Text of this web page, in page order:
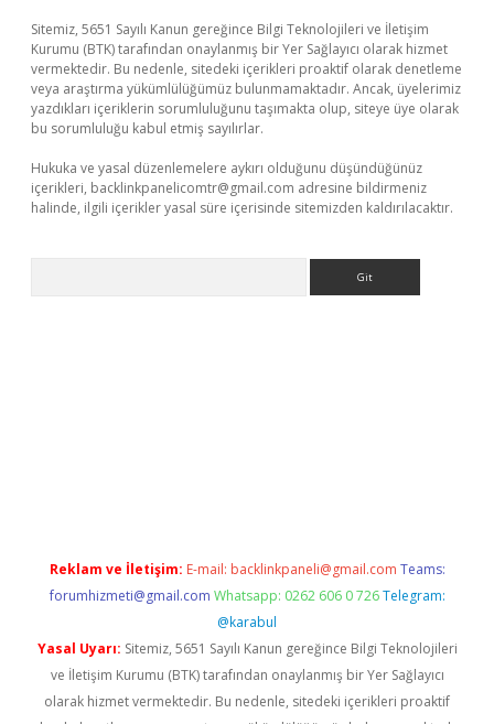
Sitemiz, 5651 Sayılı Kanun gereğince Bilgi Teknolojileri ve İletişim
Kurumu (BTK) tarafından onaylanmış bir Yer Sağlayıcı olarak hizmet
vermektedir. Bu nedenle, sitedeki içerikleri proaktif olarak denetleme
veya araştırma yükümlülüğümüz bulunmamaktadır. Ancak, üyelerimiz
yazdıkları içeriklerin sorumluluğunu taşımakta olup, siteye üye olarak
bu sorumluluğu kabul etmiş sayılırlar.
Hukuka ve yasal düzenlemelere aykırı olduğunu düşündüğünüz
içerikleri, backlinkpanelicomtr@gmail.com adresine bildirmeniz
halinde, ilgili içerikler yasal süre içerisinde sitemizden kaldırılacaktır.
Reklam ve İletişim: E-mail: backlinkpaneli@gmail.com Teams:
forumhizmeti@gmail.com Whatsapp: 0262 606 0 726 Telegram:
@karabul
Yasal Uyarı: Sitemiz, 5651 Sayılı Kanun gereğince Bilgi Teknolojileri
ve İletişim Kurumu (BTK) tarafından onaylanmış bir Yer Sağlayıcı
olarak hizmet vermektedir. Bu nedenle, sitedeki içerikleri proaktif